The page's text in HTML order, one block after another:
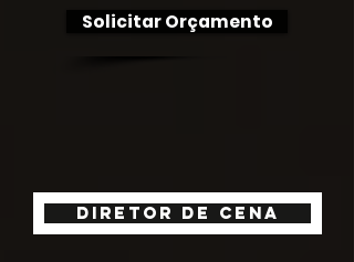
Solicitar Orçamento
Diretor de Cena